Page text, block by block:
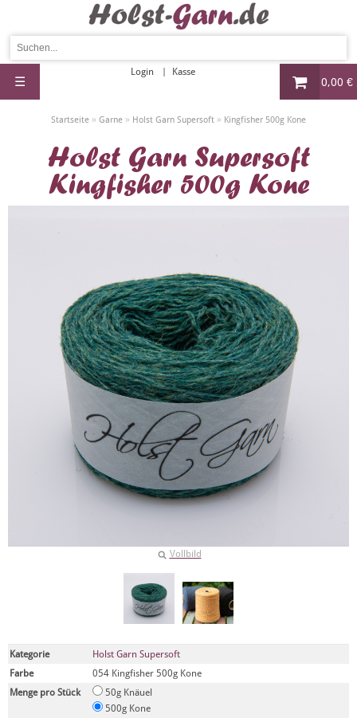
0,00 €
Login Kasse
☰
Startseite » Garne » Holst Garn Supersoft » Kingfisher 500g Kone
Holst Garn Supersoft
Kingfisher 500g Kone
Vollbild
Kategorie
Holst Garn Supersoft
Farbe
054 Kingfisher 500g Kone
Menge pro Stück
50g Knäuel
500g Kone